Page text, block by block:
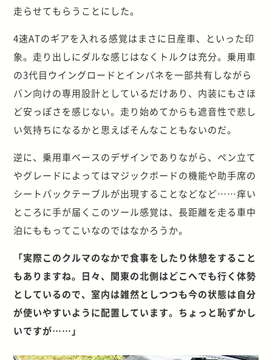
走らせてもらうことにした。
4速ATのギアを入れる感覚はまさに日産車、といった印
象。走り出しにダルな感じはなくトルクは充分。乗用車
の3代目ウイングロードとインパネを一部共有しながら
バン向けの専用設計としているだけあり、内装にもさほ
ど安っぽさを感じない。走り始めてからも遮音性で悲し
い気持ちになるかと思えばそんなこともないのだ。
逆に、乗用車ベースのデザインでありながら、ペン立て
やグレードによってはマジックボードの機能や助手席の
シートバックテーブルが出現することなどなど……痒い
ところに手が届くこのツール感覚は、長距離を走る車中
泊にももってこいなのではなかろうか。
「実際このクルマのなかで食事をしたり休憩をすること
もありますね。日々、関東の北側はどこへでも行く体勢
としているので、室内は雑然としつつも今の状態は自分
が使いやすいように配置しています。ちょっと恥ずかし
いですが……」